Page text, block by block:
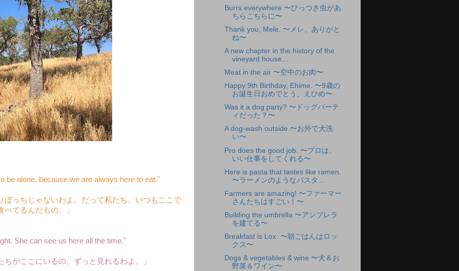
be alone, because we are always here to eat."
ぼっちじゃないわよ。だって私たち、いつもここで
べてるんだもの。」
She can see us here all the time."
がここにいるの、ずっと見れるわよ。」
Burrs everywhere 〜ひっつき虫があ
ちらこちらに〜
Thank you, Mele. 〜メレ、ありがと
ね〜
A new chapter in the history of the
vineyard house...
Meat in the air 〜空中のお肉〜
Happy 9th Birthday, Ehime. 〜9歳の
お誕生日おめでとう、えひめ〜
Was it a dog party? 〜ドッグパーテ
ィだった？〜
A dog-wash outside 〜お外で犬洗
い〜
Pro does the good job. 〜プロは、
いい仕事をしてくれる〜
Here is pasta that tastes like ramen.
〜ラーメンのようなパスタ...
Farmers are amazing! 〜ファーマー
さんたちはすごい！〜
Building the umbrella 〜アンブレラ
を建てる〜
Breakfast is Lox. 〜朝ごはんはロッ
クス〜
Dogs & vegetables & wine 〜犬＆お
野菜＆ワイン〜